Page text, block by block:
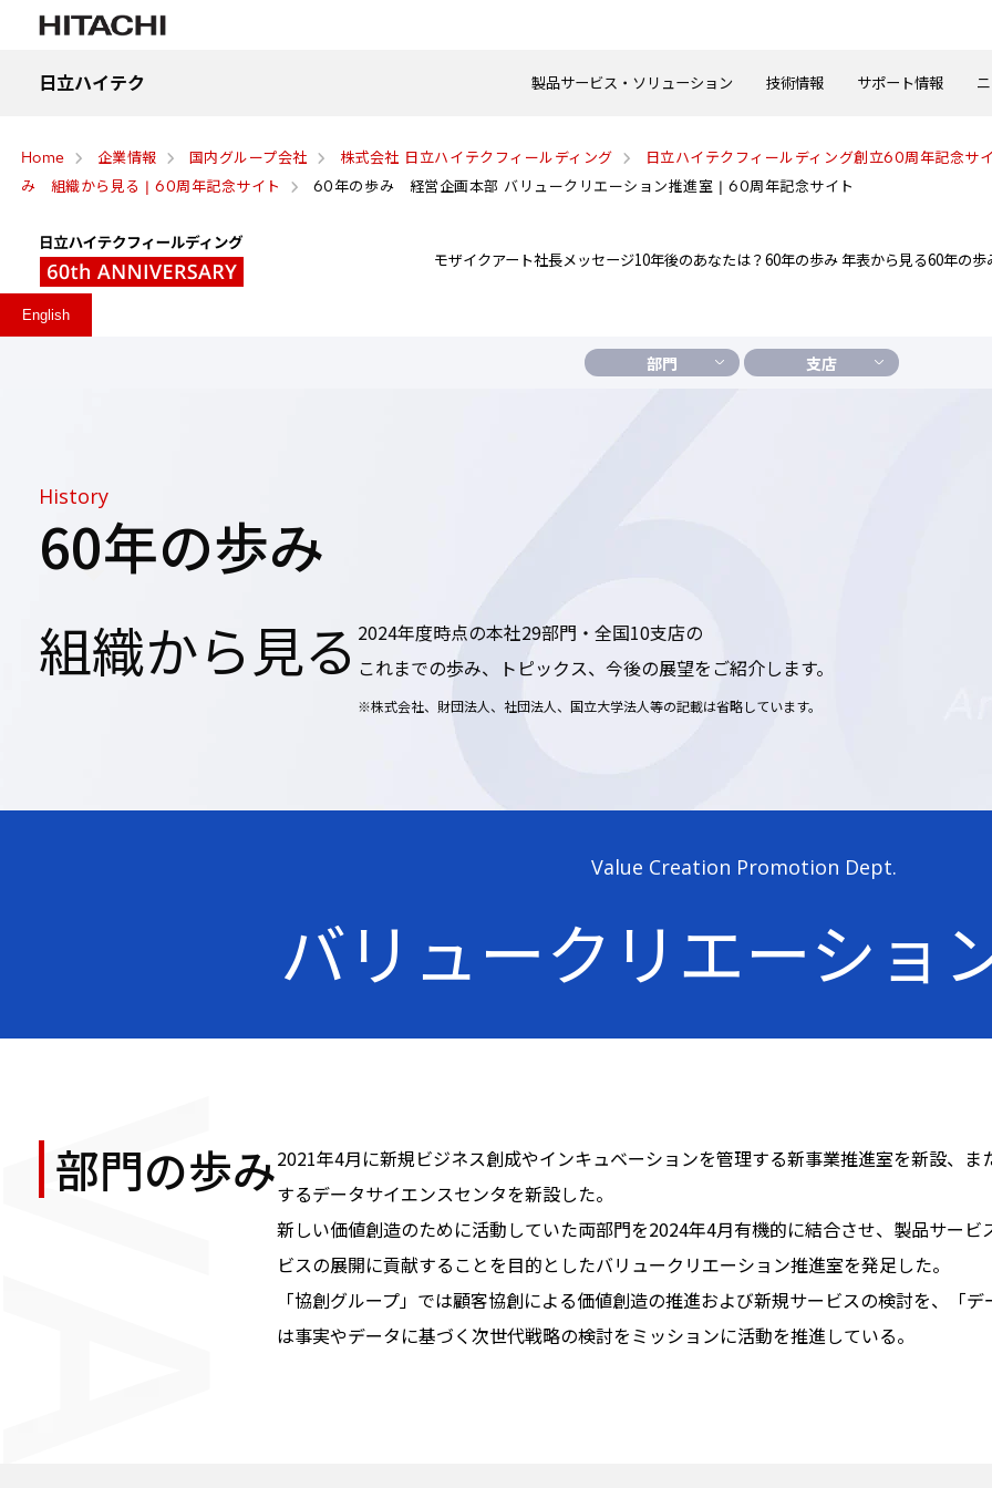
日立ハイテク 製品サービス・ソリューション 技術情報 サポート情報
Home 企業情報 国内グループ会社 株式会社 日立ハイテクフィールディング
日立ハイテクフィールディング創立60周年記念サ
み 組織から見る | 60周年記念サイト
60年の歩み 経営企画本部 バリュークリエーション推進室 | 60周年記念サイト
モザイクアート社長メッセージ10年後のあなたは？60年の歩み 年表から見る60年の歩
English
部門 支店
History
60年の歩み
組織から見る 2024年度時点の本社29部門・全国10支店の
これまでの歩み、トピックス、今後の展望をご紹介します。
※株式会社、財団法人、社団法人、国立大学法人等の記載は省略しています。
Value Creation Promotion Dept.
バリュークリエーショ
部門の歩み2021年4月に新規ビジネス創成やインキュベーションを管理する新事業推進室を新設、ま
するデータサイエンスセンタを新設した。
新しい価値創造のために活動していた両部門を2024年4月有機的に結合させ、製品サービ
ビスの展開に貢献することを目的としたバリュークリエーション推進室を発足した。
「協創グループ」では顧客協創による価値創造の推進および新規サービスの検討を、「
は事実やデータに基づく次世代戦略の検討をミッションに活動を推進している。